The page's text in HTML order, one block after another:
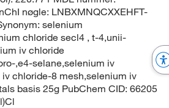
nøgle: LNBXMNQCXXEHFT-
selenium
chloride secl4 , t-4,unii-
iv chloride
,e4-selane,selenium iv
chloride-8 mesh,selenium iv
basis 25g PubChem CID: 66205